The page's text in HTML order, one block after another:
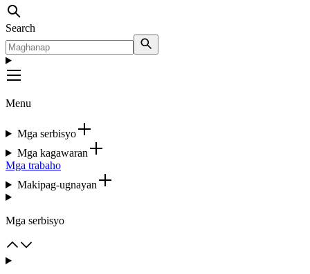
Search
Menu
Mga serbisyo
Mga kagawaran
Mga trabaho
Makipag-ugnayan
Mga serbisyo